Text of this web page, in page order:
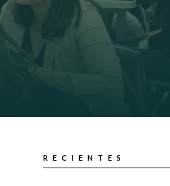
RECIENTES